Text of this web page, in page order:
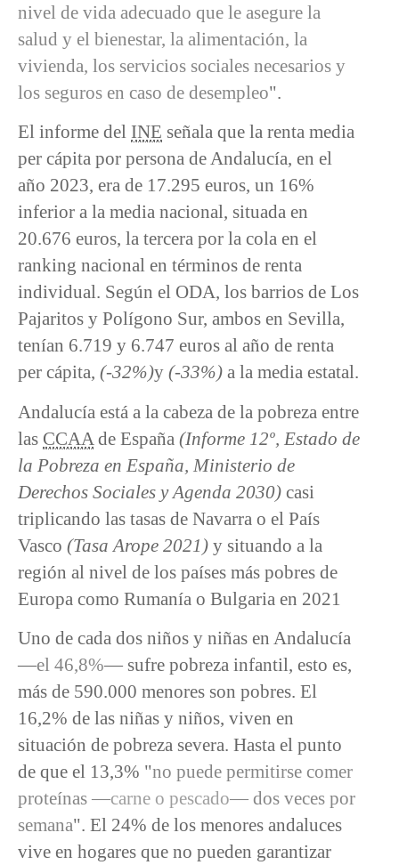
nivel de vida adecuado que le asegure la
salud y el bienestar, la alimentación, la
vivienda, los servicios sociales necesarios y
los seguros en caso de desempleo".
El informe del INE señala que la renta media
per cápita por persona de Andalucía, en el
año 2023, era de 17.295 euros, un 16%
inferior a la media nacional, situada en
20.676 euros, la tercera por la cola en el
ranking nacional en términos de renta
individual. Según el ODA, los barrios de Los
Pajaritos y Polígono Sur, ambos en Sevilla,
tenían 6.719 y 6.747 euros al año de renta
per cápita, (-32%)y (-33%) a la media estatal.
Andalucía está a la cabeza de la pobreza entre
las CCAA de España (Informe 12º, Estado de
la Pobreza en España, Ministerio de
Derechos Sociales y Agenda 2030) casi
triplicando las tasas de Navarra o el País
Vasco (Tasa Arope 2021) y situando a la
región al nivel de los países más pobres de
Europa como Rumanía o Bulgaria en 2021
Uno de cada dos niños y niñas en Andalucía
—el 46,8%— sufre pobreza infantil, esto es,
más de 590.000 menores son pobres. El
16,2% de las niñas y niños, viven en
situación de pobreza severa. Hasta el punto
de que el 13,3% "no puede permitirse comer
proteínas —carne o pescado— dos veces por
semana". El 24% de los menores andaluces
vive en hogares que no pueden garantizar